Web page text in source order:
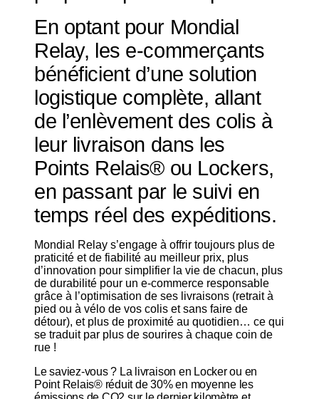
En optant pour Mondial
Relay, les e-commerçants
bénéficient d’une solution
logistique complète, allant
de l’enlèvement des colis à
leur livraison dans les
Points Relais® ou Lockers,
en passant par le suivi en
temps réel des expéditions.
Mondial Relay s’engage à offrir toujours plus de
praticité et de fiabilité au meilleur prix, plus
d’innovation pour simplifier la vie de chacun, plus
de durabilité pour un e-commerce responsable
grâce à l’optimisation de ses livraisons (retrait à
pied ou à vélo de vos colis et sans faire de
détour), et plus de proximité au quotidien… ce qui
se traduit par plus de sourires à chaque coin de
rue !
Le saviez-vous ? La livraison en Locker ou en
Point Relais® réduit de 30% en moyenne les